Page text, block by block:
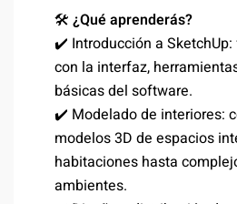
🛠️ ¿Qué aprenderás?
✔️ Introducción a
con la interfaz,
básicas del software.
✔️ Modelado de interiores:
modelos 3D de espacios
habitaciones hasta
ambientes.